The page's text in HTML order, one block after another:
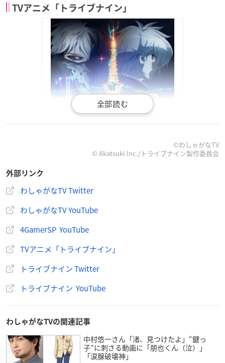
TVアニメ「トライブナイン」
【放送情報】
現在、絶賛放送中！
TOKYO MX：1月10日(月) 22:30〜
BS11: 1月10日(月) 23:00〜
サンテレビ: 1月12日(水) 24:30〜
【配信情報】
dアニメストア（地上波同時・最速配信）
1月15日(土) 22:30以降順次配信開始
アニメカ
©わしゃがなTV
© Akatsuki Inc./トライブナイン製作委員会
外部リンク
わしゃがなTV Twitter
わしゃがなTV YouTube
4GamerSP YouTube
TVアニメ「トライブナイン」
トライブナイン Twitter
トライブナイン YouTube
わしゃがなTVの関連記事
中村悠一さん「渚、見つけたよ」“鍵っ
子”に刺さる動画に「朋也くん（泣）」
「涙腺破壊神」